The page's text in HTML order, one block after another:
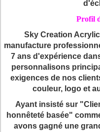
Profil
Sky Creation
manufacture
7 ans d'expérience
personnalisons
exigences de nos
couleur, logo et
Ayant insisté sur
honnêteté basée"
avons gagné une